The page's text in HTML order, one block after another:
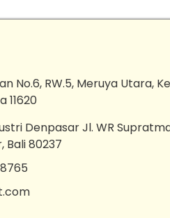
No.6, RW.5, Meruya Utara,
11620
Denpasar Jl. WR
Bali 80237